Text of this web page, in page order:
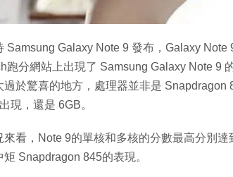
Samsung Galaxy Note 9 發布，Galaxy
跑分網站上出現了 Samsung Galaxy Note 9
過於驚喜的地方，處理器並非是
現，還是 6GB。
來看，Note 9的單核和多核的分數最高分別
Snapdragon 845的表現。